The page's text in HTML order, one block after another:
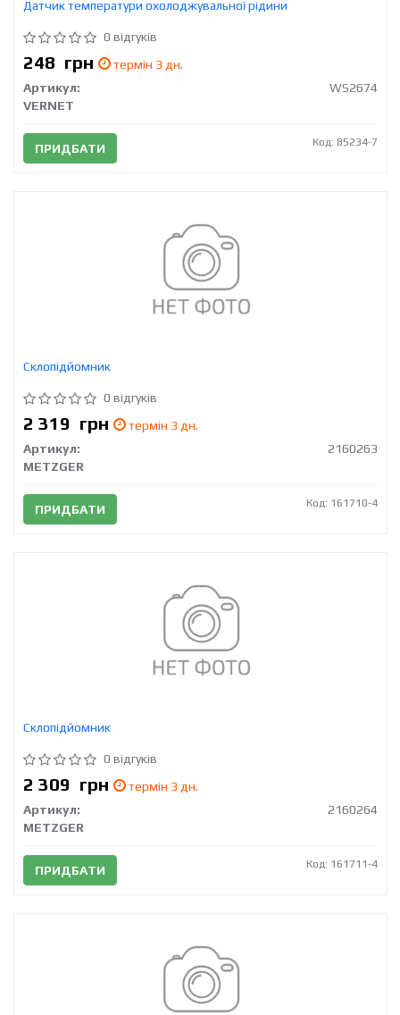
Датчик температури охолоджувальної рідини
0 відгуків
248 грн
термін 3 дн.
Артикул:
WS2674
VERNET
ПРИДБАТИ Код: 85234-7
Склопідйомник
0 відгуків
2 319 грн
термін 3 дн.
Артикул:
2160263
METZGER
ПРИДБАТИ Код: 161710-4
Склопідйомник
0 відгуків
2 309 грн
термін 3 дн.
Артикул:
2160264
METZGER
ПРИДБАТИ Код: 161711-4